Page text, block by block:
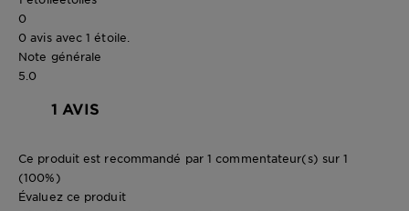
0
0 avis avec 1 étoile.
Note générale
5.0
1 AVIS
Ce produit est recommandé par 1 commentateur(s) sur 1
(100%)
Évaluez ce produit